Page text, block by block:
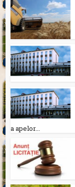
a apelor...